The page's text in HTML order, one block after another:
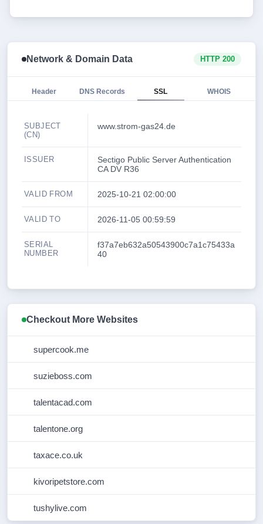
Network & Domain Data HTTP 200
Header DNS Records SSL WHOIS
SUBJECT
(CN)
www.strom-gas24.de
ISSUER
Sectigo Public Server Authentication
CA DV R36
VALID FROM 2025-10-21 02:00:00
VALID TO 2026-11-05 00:59:59
SERIAL
NUMBER
f37a7eb632a50543900c7a1c75433a
40
Checkout More Websites
supercook.me
suzieboss.com
talentacad.com
talentone.org
taxace.co.uk
kivoripetstore.com
tushylive.com